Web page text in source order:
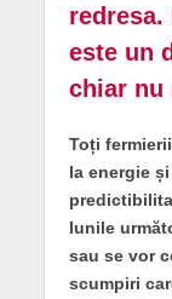
este un
chiar nu
Toți
la energie
lunile
sau se vor
scumpiri